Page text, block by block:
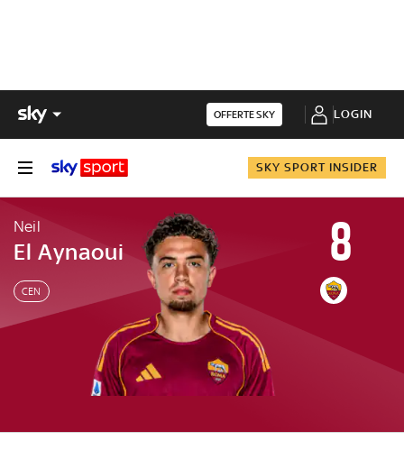
OFFERTE SKY LOGIN
SKY SPORT INSIDER
Neil
El Aynaoui
CEN
8
El Aynaoui